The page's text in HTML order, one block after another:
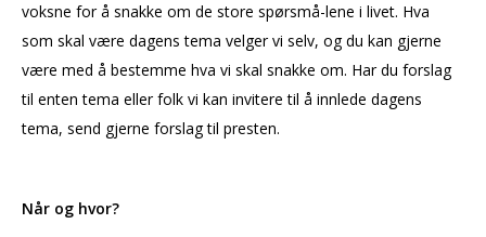
voksne for å snakke om de store spørsmå-lene i livet. Hva
som skal være dagens tema velger vi selv, og du kan gjerne
være med å bestemme hva vi skal snakke om. Har du forslag
til enten tema eller folk vi kan invitere til å innlede dagens
tema, send gjerne forslag til presten.
Når og hvor?